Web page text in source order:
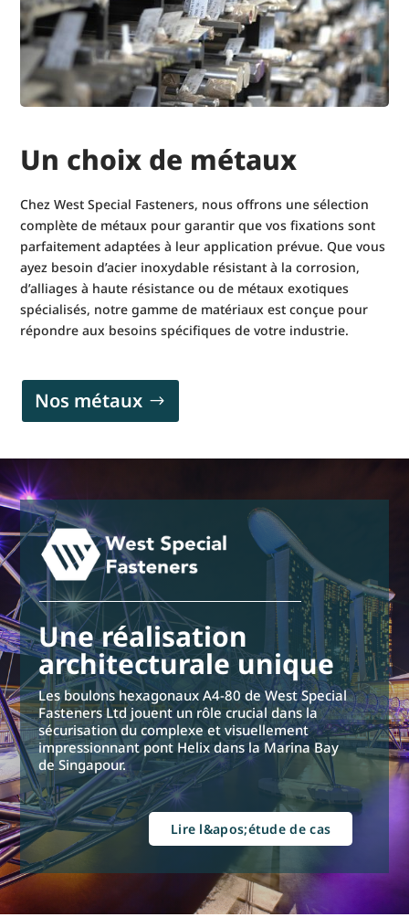
Un choix de métaux
Chez West Special Fasteners, nous offrons une sélection
complète de métaux pour garantir que vos fixations sont
parfaitement adaptées à leur application prévue. Que vous
ayez besoin d’acier inoxydable résistant à la corrosion,
d’alliages à haute résistance ou de métaux exotiques
spécialisés, notre gamme de matériaux est conçue pour
répondre aux besoins spécifiques de votre industrie.
Nos métaux
Une réalisation
architecturale unique
Les boulons hexagonaux A4-80 de West Special
Fasteners Ltd jouent un rôle crucial dans la
sécurisation du complexe et visuellement
impressionnant pont Helix dans la Marina Bay
de Singapour.
Lire l&apos;étude de cas